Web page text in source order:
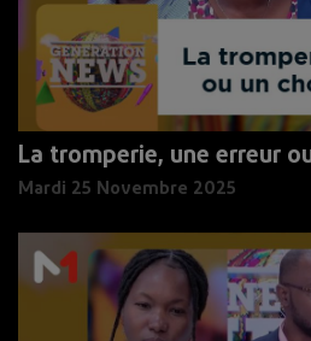
La tromperie, une erreur
Mardi 25 Novembre 2025